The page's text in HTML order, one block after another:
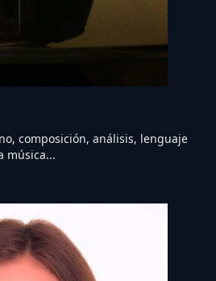
composición, análisis, lenguaje
música...